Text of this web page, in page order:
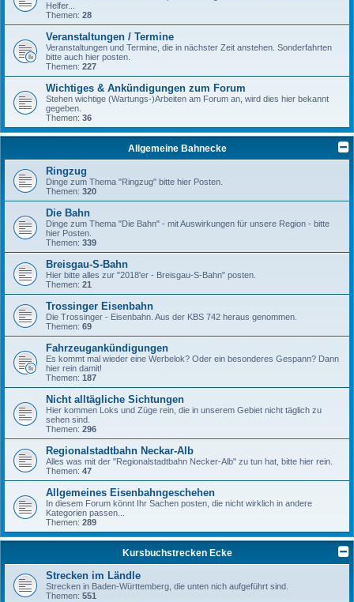
Helfer...
Themen: 28
Veranstaltungen / Termine
Veranstaltungen und Termine, die in nächster Zeit anstehen. Sonderfahrten
bitte auch hier posten.
Themen: 227
Wichtiges & Ankündigungen zum Forum
Stehen wichtige (Wartungs-)Arbeiten am Forum an, wird dies hier bekannt
gegeben.
Themen: 36
Allgemeine Bahnecke
Ringzug
Dinge zum Thema "Ringzug" bitte hier Posten.
Themen: 320
Die Bahn
Dinge zum Thema "Die Bahn" - mit Auswirkungen für unsere Region - bitte
hier Posten.
Themen: 339
Breisgau-S-Bahn
Hier bitte alles zur "2018'er - Breisgau-S-Bahn" posten.
Themen: 21
Trossinger Eisenbahn
Die Trossinger - Eisenbahn. Aus der KBS 742 heraus genommen.
Themen: 69
Fahrzeugankündigungen
Es kommt mal wieder eine Werbelok? Oder ein besonderes Gespann? Dann
hier rein damit!
Themen: 187
Nicht alltägliche Sichtungen
Hier kommen Loks und Züge rein, die in unserem Gebiet nicht täglich zu
sehen sind.
Themen: 296
Regionalstadtbahn Neckar-Alb
Alles was mit der "Regionalstadtbahn Necker-Alb" zu tun hat, bitte hier rein.
Themen: 47
Allgemeines Eisenbahngeschehen
In diesem Forum könnt Ihr Sachen posten, die nicht wirklich in andere
Kategorien passen...
Themen: 289
Kursbuchstrecken Ecke
Strecken im Ländle
Strecken in Baden-Württemberg, die unten nich aufgeführt sind.
Themen: 551